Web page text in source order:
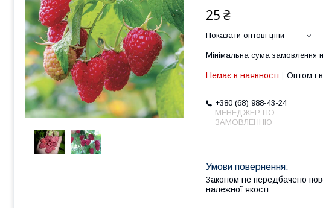
25 ₴
Показати оптові ціни
Мінімальна сума замовлення
Немає в наявності Оптом і
+380 (68) 988-43-24
МЕНЕДЖЕР ПО-
ЗАМОВЛЕННЮ
Законом не передбачено
належної якості